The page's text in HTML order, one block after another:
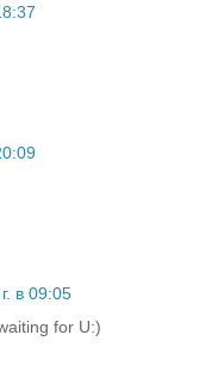
в 09:05
for U:)